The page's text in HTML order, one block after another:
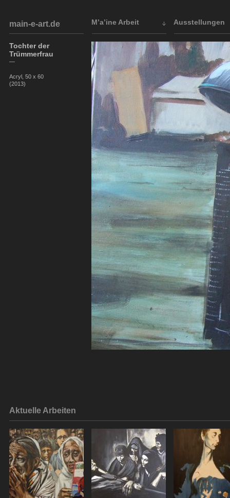
main-e-art.de M’a’ine Arbeit Ausstellungen
Tochter der
Trümmerfrau
—
Acryl, 50 x 60
(2013)
Aktuelle Arbeiten